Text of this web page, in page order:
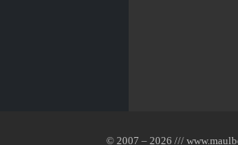
© 2007 – 2026 ///